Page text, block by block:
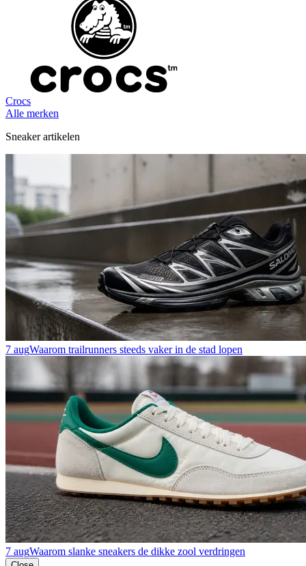
Crocs
Alle merken
Sneaker artikelen
7 augWaarom trailrunners steeds vaker in de stad lopen
7 augWaarom slanke sneakers de dikke zool verdringen